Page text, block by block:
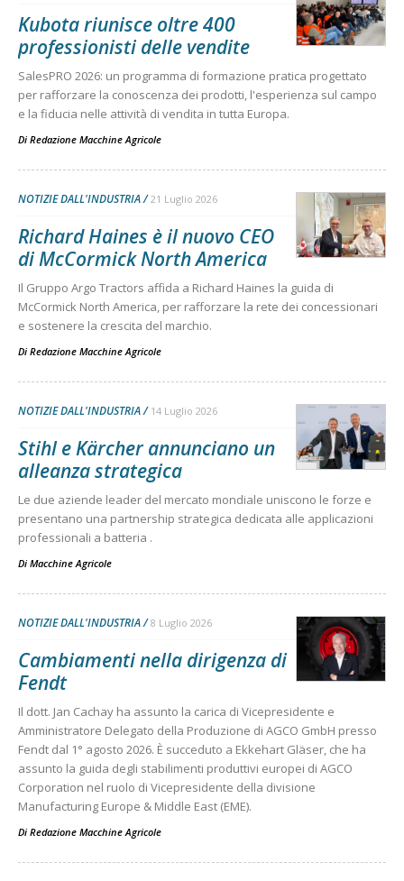
Kubota riunisce oltre 400
professionisti delle vendite
SalesPRO 2026: un programma di formazione pratica progettato
per rafforzare la conoscenza dei prodotti, l'esperienza sul campo
e la fiducia nelle attività di vendita in tutta Europa.
Di Redazione Macchine Agricole
NOTIZIE DALL'INDUSTRIA 21 Luglio 2026
Richard Haines è il nuovo CEO
di McCormick North America
Il Gruppo Argo Tractors affida a Richard Haines la guida di
McCormick North America, per rafforzare la rete dei concessionari
e sostenere la crescita del marchio.
Di Redazione Macchine Agricole
NOTIZIE DALL'INDUSTRIA 14 Luglio 2026
Stihl e Kärcher annunciano un
alleanza strategica
Le due aziende leader del mercato mondiale uniscono le forze e
presentano una partnership strategica dedicata alle applicazioni
professionali a batteria .
Di Macchine Agricole
NOTIZIE DALL'INDUSTRIA 8 Luglio 2026
Cambiamenti nella dirigenza di
Fendt
Il dott. Jan Cachay ha assunto la carica di Vicepresidente e
Amministratore Delegato della Produzione di AGCO GmbH presso
Fendt dal 1° agosto 2026. È succeduto a Ekkehart Gläser, che ha
assunto la guida degli stabilimenti produttivi europei di AGCO
Corporation nel ruolo di Vicepresidente della divisione
Manufacturing Europe & Middle East (EME).
Di Redazione Macchine Agricole